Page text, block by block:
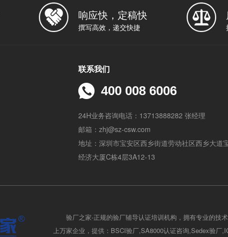
响应快，定稿快
撰写高效，递交快捷
联系我们
400 008 6006
24H业务咨询电话：13713888282 张经理
邮箱：zhj@sz-csw.com
地址：深圳市宝安区西乡街道劳动社区西乡大道
经济大厦C栋4层3A12-13
验厂之家-正规的验厂辅导认证培训机构，拥有专业的技
上万家企业，提供：BSCI验厂,SA8000认证咨询,Sedex验厂